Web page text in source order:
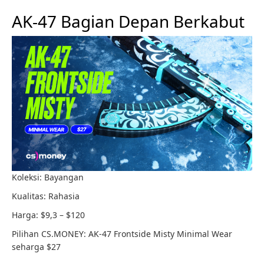
AK-47 Bagian Depan Berkabut
Koleksi: Bayangan
Kualitas: Rahasia
Harga: $9,3 – $120
Pilihan CS.MONEY: AK-47 Frontside Misty Minimal Wear
seharga $27